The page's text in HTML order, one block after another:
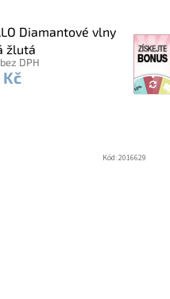
Diamantové vlny
žlutá
DPH
Kód:2016629